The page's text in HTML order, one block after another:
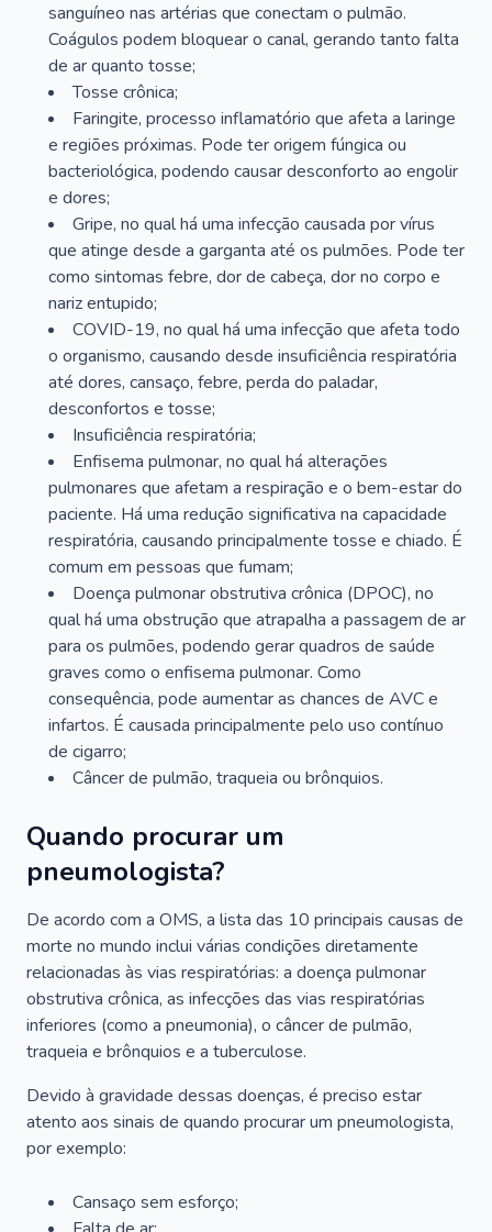
sanguíneo nas artérias que conectam o pulmão.
Coágulos podem bloquear o canal, gerando tanto falta
de ar quanto tosse;
Tosse crônica;
Faringite, processo inflamatório que afeta a laringe
e regiões próximas. Pode ter origem fúngica ou
bacteriológica, podendo causar desconforto ao engolir
e dores;
Gripe, no qual há uma infecção causada por vírus
que atinge desde a garganta até os pulmões. Pode ter
como sintomas febre, dor de cabeça, dor no corpo e
nariz entupido;
COVID-19, no qual há uma infecção que afeta todo
o organismo, causando desde insuficiência respiratória
até dores, cansaço, febre, perda do paladar,
desconfortos e tosse;
Insuficiência respiratória;
Enfisema pulmonar, no qual há alterações
pulmonares que afetam a respiração e o bem-estar do
paciente. Há uma redução significativa na capacidade
respiratória, causando principalmente tosse e chiado. É
comum em pessoas que fumam;
Doença pulmonar obstrutiva crônica (DPOC), no
qual há uma obstrução que atrapalha a passagem de ar
para os pulmões, podendo gerar quadros de saúde
graves como o enfisema pulmonar. Como
consequência, pode aumentar as chances de AVC e
infartos. É causada principalmente pelo uso contínuo
de cigarro;
Câncer de pulmão, traqueia ou brônquios.
Quando procurar um
pneumologista?
De acordo com a OMS, a lista das 10 principais causas de
morte no mundo inclui várias condições diretamente
relacionadas às vias respiratórias: a doença pulmonar
obstrutiva crônica, as infecções das vias respiratórias
inferiores (como a pneumonia), o câncer de pulmão,
traqueia e brônquios e a tuberculose.
Devido à gravidade dessas doenças, é preciso estar
atento aos sinais de quando procurar um pneumologista,
por exemplo:
Cansaço sem esforço;